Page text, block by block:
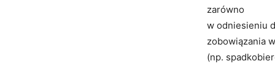
zarówno
w odniesieniu
zobowiązania
(np.